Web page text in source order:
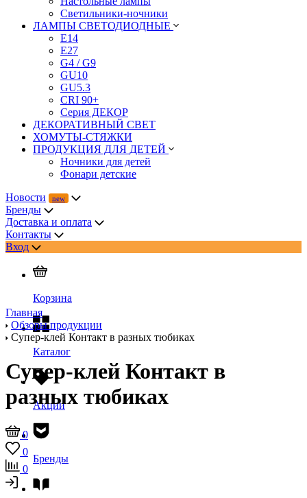
Светильники-ночники
ЛАМПЫ СВЕТОДИОДНЫЕ
E14
E27
G4 / G9
GU10
GU5.3
CRI 90+
Серия ДЕКОР
ДЕКОРАТИВНЫЙ СВЕТ
ХОМУТЫ-СТЯЖКИ
ПРОДУКЦИЯ ДЛЯ ДЕТЕЙ
Ночники для детей
Фонари детские
Новости
Бренды
Доставка и оплата
Контакты
Вход
Корзина
Каталог
Акции
Бренды
Главная
Обзоры продукции
Супер-клей Контакт в разных тюбиках
Супер-клей Контакт в
разных тюбиках
0
0
0